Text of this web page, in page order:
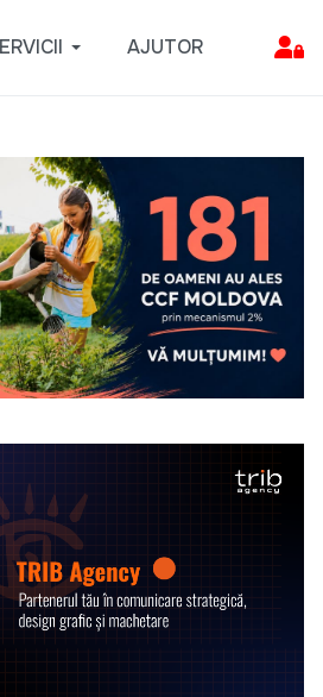
AJUTOR